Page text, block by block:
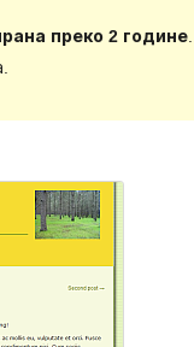
преко 2 године